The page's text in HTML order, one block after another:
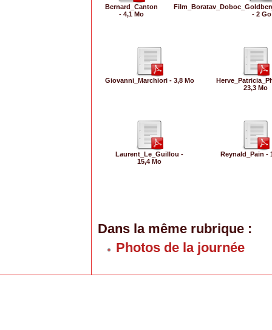
Bernard_Canton
- 4,1 Mo
- 2 Go
Giovanni_Marchiori - 3,8 Mo
23,3 Mo
Laurent_Le_Guillou -
15,4 Mo
Reynald_Pain -
Dans la même rubrique :
Photos de la journée